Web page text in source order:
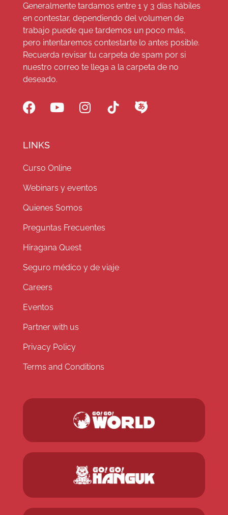
Generalmente tardamos entre 1 y 3 días hábiles
en contestar, dependiendo del volumen de
trabajo puede que tardemos un poco más,
pero intentaremos contestarte lo antes posible.
Recuerda revisar tu carpeta de spam por si
nuestro correo te llega a la carpeta de no
deseado.
LINKS
Curso Online
Webinars y eventos
Quienes Somos
Preguntas Frecuentes
Hiragana Quest
Seguro médico y de viaje
Careers
Eventos
Partner with us
Privacy Policy
Terms and Conditions